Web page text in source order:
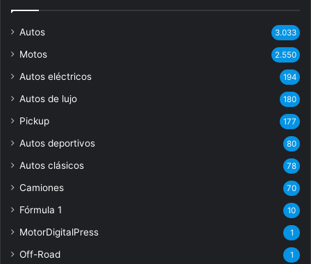
Autos 3.033
Motos 2.550
Autos eléctricos 194
Autos de lujo 180
Pickup 177
Autos deportivos 80
Autos clásicos 78
Camiones 70
Fórmula 1 10
MotorDigitalPress 1
Off-Road 1